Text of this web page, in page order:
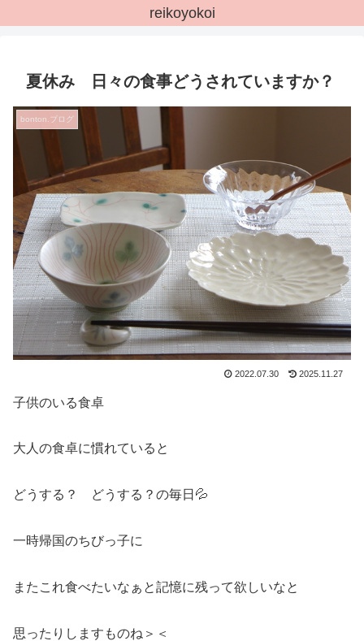
reikoyokoi
夏休み 日々の食事どうされていますか？
bonton.ブログ
2022.07.30 2025.11.27
子供のいる食卓
大人の食卓に慣れていると
どうする？ どうする？の毎日💦
一時帰国のちびっ子に
またこれ食べたいなぁと記憶に残って欲しいなと
思ったりしますものね＞＜